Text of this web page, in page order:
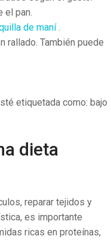
el pan.
de maní.
rallado. También puede
etiquetada como: bajo
dieta
reparar tejidos y
es importante
ricas en proteínas,